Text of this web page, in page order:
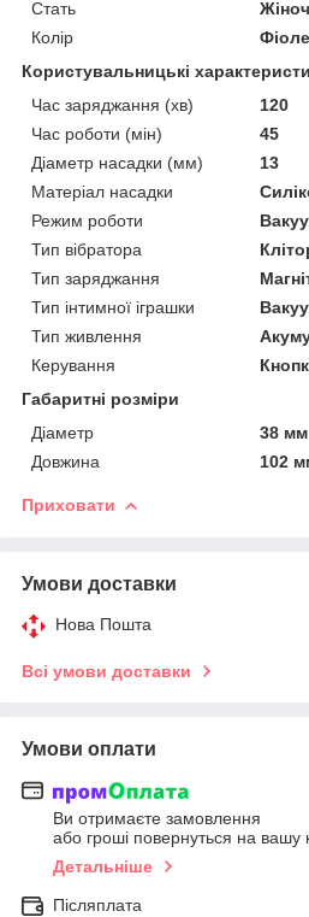
Стать
Колір
Користувальницькі
Час заряджання (хв)
120
Час роботи (мін)
45
Діаметр насадки (мм)
13
Матеріал насадки
Режим роботи
Тип вібратора
Тип заряджання
Тип інтимної іграшки
Тип живлення
Керування
Габаритні розміри
Діаметр
38 мм
Довжина
102
Приховати
Умови доставки
Нова Пошта
Всі умови доставки
Умови оплати
Ви отримаєте замовлення
або гроші повернуться на вашу
Детальніше
Післяплата